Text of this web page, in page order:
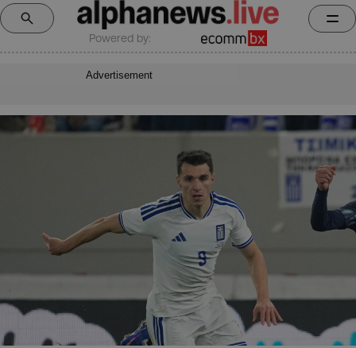
Powered by:
Advertisement